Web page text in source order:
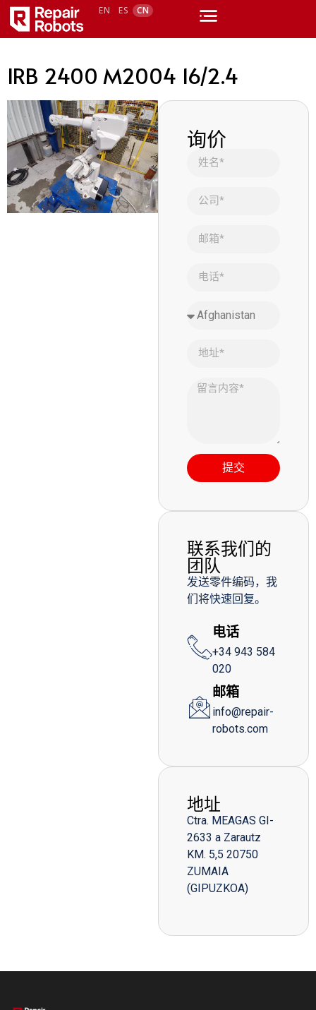
EN ES CN
IRB 2400 M2004 16/2.4
询价
提交
联系我们的
团队
发送零件编码，我
们将快速回复。
电话
+34 943 584
020
邮箱
info@repair-
robots.com
地址
Ctra. MEAGAS GI-
2633 a Zarautz
KM. 5,5 20750
ZUMAIA
(GIPUZKOA)